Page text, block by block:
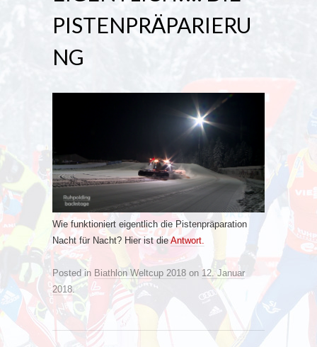
PISTENPRÄPARIERU
NG
Wie funktioniert eigentlich die Pistenpräparation
Nacht für Nacht? Hier ist die Antwort.
Posted in Biathlon Weltcup 2018 on 12. Januar
2018